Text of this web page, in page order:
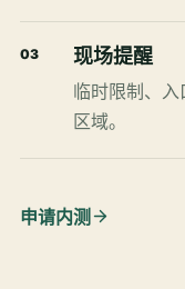
03 现场提醒
临时限制、
区域。
申请内测